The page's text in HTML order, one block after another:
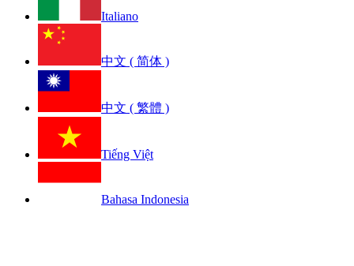
Italiano
中文 ( 简体 )
中文 ( 繁體 )
Tiếng Việt
Bahasa Indonesia